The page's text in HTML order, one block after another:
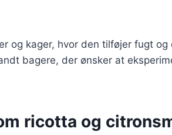
og kager, hvor den tilføjer fugt og
bagere, der ønsker at
ricotta og